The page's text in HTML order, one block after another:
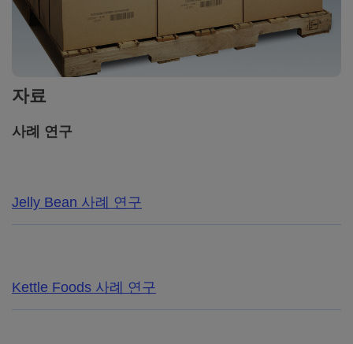
자료
사례 연구
Jelly Bean 사례 연구
Kettle Foods 사례 연구